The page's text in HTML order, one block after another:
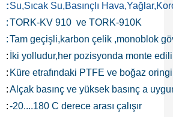
:Su,Sıcak Su,Basınçlı
:TORK-KV 910 ve TORK-910K
:Tam geçişli,karbon çelik ,monoblok
: İki yolludur,her pozisyonda monte
: Küre etrafındaki PTFE ve boğaz
:Alçak basınç ve yüksek basınç a
:-20....180 C derece arası çalışır